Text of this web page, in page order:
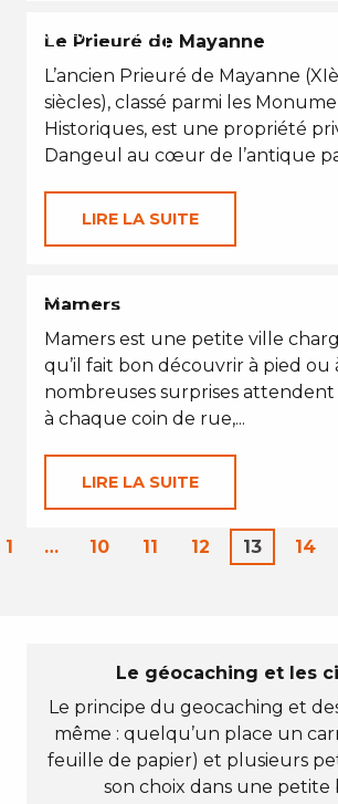
VACANCES D'ÉTÉ
Le Prieuré de Mayanne
L’ancien Prieuré de Mayanne
siècles), classé parmi les
Historiques, est une propriété
Dangeul au cœur de l’antique
LIRE LA SUITE
EN TOUTES SAISONS
Mamers
Mamers est une petite ville
qu’il fait bon découvrir à pied ou
nombreuses surprises attendent
à chaque coin de rue,...
LIRE LA SUITE
1 … 10 11 12 13 14
Le géocaching et les
Le principe du geocaching et
même : quelqu’un place un
feuille de papier) et plusieurs
son choix dans une petite